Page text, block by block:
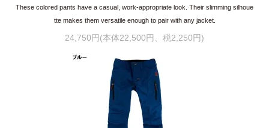
These colored pants have a casual, work-appropriate look. Their slimming silhoue
tte makes them versatile enough to pair with any jacket.
24,750円(本体22,500円、税2,250円)